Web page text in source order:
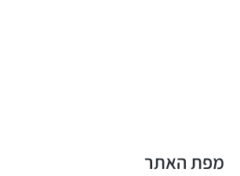
מפת האתר